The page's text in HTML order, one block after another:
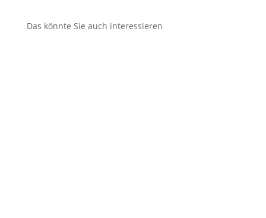
Das könnte Sie auch interessieren